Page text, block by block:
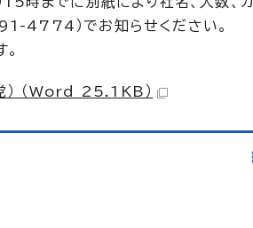
4774）でお知らせください。
） （Word 25.1KB）